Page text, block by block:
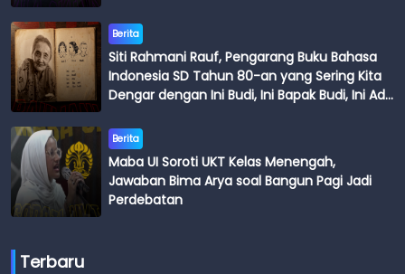
Berita
Siti Rahmani Rauf, Pengarang Buku Bahasa
Indonesia SD Tahun 80-an yang Sering Kita
Dengar dengan Ini Budi, Ini Bapak Budi, Ini Adik
Berita
Maba UI Soroti UKT Kelas Menengah,
Jawaban Bima Arya soal Bangun Pagi Jadi
Perdebatan
Terbaru